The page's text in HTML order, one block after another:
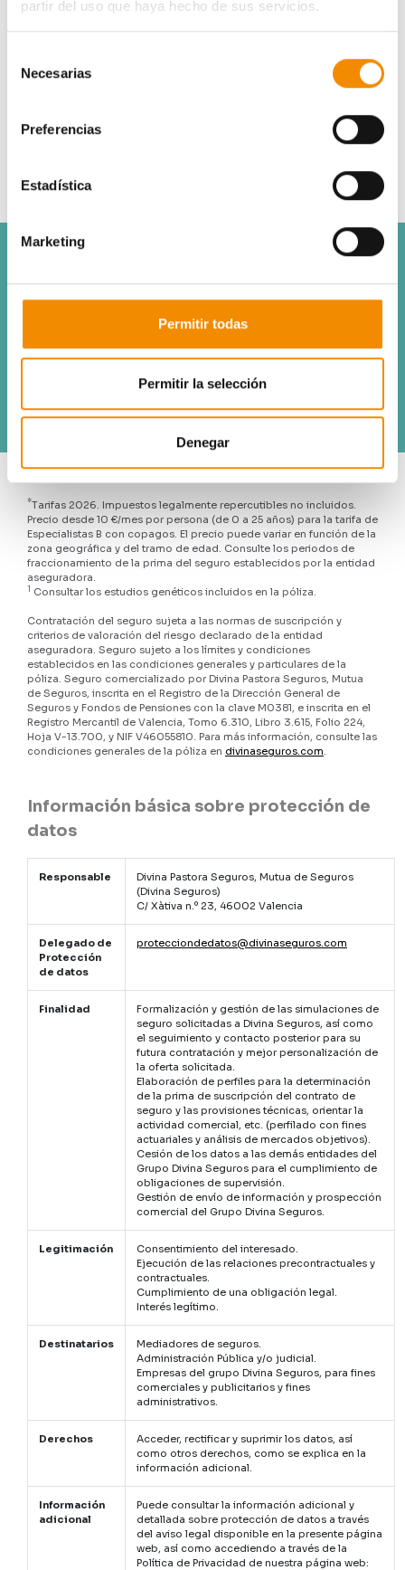
partir del uso que haya hecho de sus servicios.
Necesarias
Preferencias
Estadística
Marketing
Permitir todas
Permitir la selección
Denegar
psicología, podología, servicio de ambulancia
Calcula ahora tu tarifa con uno de
TE LLAMAMOS GRATIS
*Tarifas 2026. Impuestos legalmente repercutibles no incluidos.
Precio desde 10 €/mes por persona (de 0 a 25 años) para la tarifa de
Especialistas B con copagos. El precio puede variar en función de la
zona geográfica y del tramo de edad. Consulte los periodos de
fraccionamiento de la prima del seguro establecidos por la entidad
aseguradora.
1 Consultar los estudios genéticos incluidos en la póliza.
Contratación del seguro sujeta a las normas de suscripción y
criterios de valoración del riesgo declarado de la entidad
aseguradora. Seguro sujeto a los límites y condiciones
establecidos en las condiciones generales y particulares de la
póliza. Seguro comercializado por Divina Pastora Seguros, Mutua
de Seguros, inscrita en el Registro de la Dirección General de
Seguros y Fondos de Pensiones con la clave M0381, e inscrita en el
Registro Mercantil de Valencia, Tomo 6.310, Libro 3.615, Folio 224,
Hoja V-13.700, y NIF V46055810. Para más información, consulte las
condiciones generales de la póliza en divinaseguros.com
Información básica sobre protección de
datos
Responsable
Divina Pastora Seguros, Mutua de Seguros
(Divina Seguros)
C/ Xàtiva n.º 23, 46002 Valencia
Delegado de
Protección
de datos
protecciondedatos@divinaseguros.com
Finalidad
Formalización y gestión de las simulaciones de
seguro solicitadas a Divina Seguros, así como
el seguimiento y contacto posterior para su
futura contratación y mejor personalización de
la oferta solicitada.
Elaboración de perfiles para la determinación
de la prima de suscripción del contrato de
seguro y las provisiones técnicas, orientar la
actividad comercial, etc. (perfilado con fines
actuariales y análisis de mercados objetivos).
Cesión de los datos a las demás entidades del
Grupo Divina Seguros para el cumplimiento de
obligaciones de supervisión.
Gestión de envío de información y prospección
comercial del Grupo Divina Seguros.
Legitimación
Consentimiento del interesado.
Ejecución de las relaciones precontractuales y
contractuales.
Cumplimiento de una obligación legal.
Interés legítimo.
Destinatarios
Mediadores de seguros.
Administración Pública y/o judicial.
Empresas del grupo Divina Seguros, para fines
comerciales y publicitarios y fines
administrativos.
Derechos
Acceder, rectificar y suprimir los datos, así
como otros derechos, como se explica en la
información adicional.
Información
adicional
Puede consultar la información adicional y
detallada sobre protección de datos a través
del aviso legal disponible en la presente página
web, así como accediendo a través de la
Política de Privacidad de nuestra página web: